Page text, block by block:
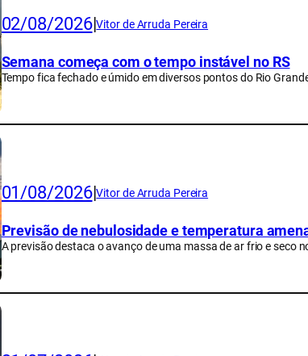
02/08/2026|Vitor de Arruda Pereira
Semana começa com o tempo instável no RS
Tempo fica fechado e úmido em diversos pontos do Rio
01/08/2026|Vitor de Arruda Pereira
Previsão de nebulosidade e temperatura
A previsão destaca o avanço de uma massa de ar frio e seco